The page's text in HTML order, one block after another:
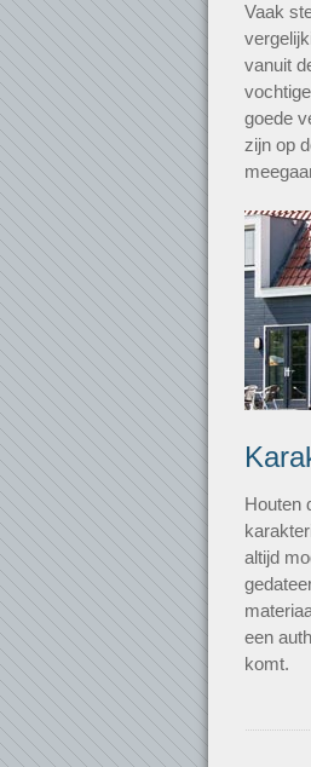
Vaak
vanuit
goede
zijn op
Houten
altijd
een
komt.